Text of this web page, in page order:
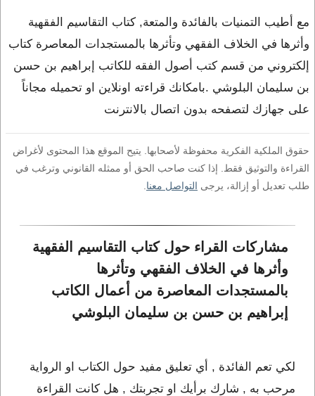
مع أطيب التمنيات بالفائدة والمتعة, كتاب التقاسيم الفقهية
وأثرها في الخلاف الفقهي وتأثرها بالمستجدات المعاصرة كتاب
إلكتروني من قسم كتب أصول الفقه للكاتب إبراهيم بن حسن
بن سليمان البلوشي .بامكانك قراءته اونلاين او تحميله مجاناً
على جهازك لتصفحه بدون اتصال بالانترنت
حقوق الملكية الفكرية محفوظة لأصحابها. يتيح الموقع هذا المحتوى لأغراض
القراءة والتوثيق فقط. إذا كنت صاحب الحق أو ممثله القانوني وترغب في
طلب تعديل أو إزالة، يرجى التواصل معنا
مشاركات القراء حول كتاب التقاسيم الفقهية
وأثرها في الخلاف الفقهي وتأثرها
بالمستجدات المعاصرة من أعمال الكاتب
إبراهيم بن حسن بن سليمان البلوشي
لكي تعم الفائدة , أي تعليق مفيد حول الكتاب او الرواية
مرحب به , شارك برأيك او تجربتك , هل كانت القراءة